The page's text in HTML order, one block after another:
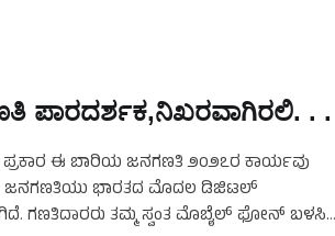
ಪಾರದರ್ಶಕ,ನಿಖರವಾಗಿರಲಿ. . .
ಈ ಬಾರಿಯ ಜನಗಣತಿ ೨೦೨೭ರ ಕಾರ್ಯವು
ಈ ಜನಗಣತಿಯು ಭಾರತದ ಮೊದಲ ಡಿಜಿಟಲ್
ಗಣತಿದಾರರು ತಮ್ಮ ಸ್ವಂತ ಮೊಬೈಲ್ ಫೋನ್ ಬಳಸಿ